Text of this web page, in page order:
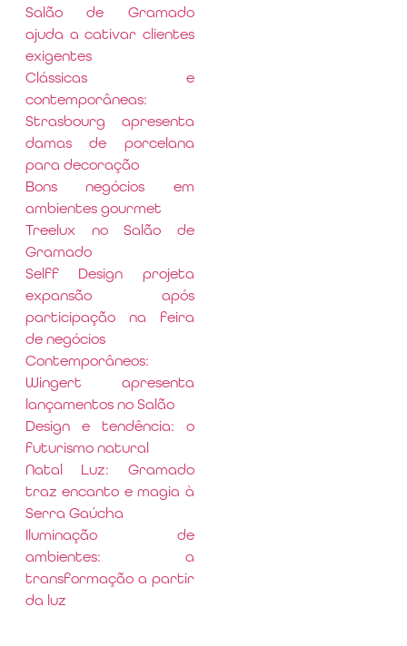
Salão de Gramado
ajuda a cativar clientes
exigentes
Clássicas e
contemporâneas:
Strasbourg apresenta
damas de porcelana
para decoração
Bons negócios em
ambientes gourmet
Treelux no Salão de
Gramado
Selff Design projeta
expansão após
participação na feira
de negócios
Contemporâneos:
Wingert apresenta
lançamentos no Salão
Design e tendência: o
futurismo natural
Natal Luz: Gramado
traz encanto e magia à
Serra Gaúcha
Iluminação de
ambientes: a
transformação a partir
da luz